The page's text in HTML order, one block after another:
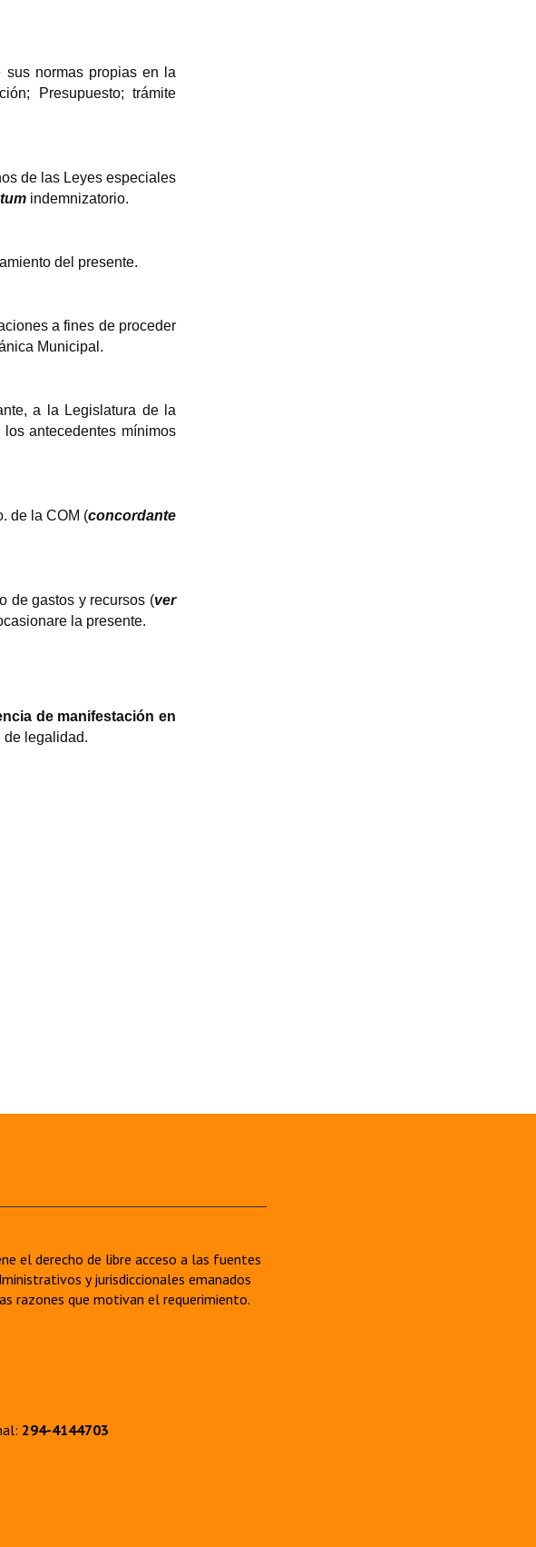
sus normas propias en la
Presupuesto; trámite
de las Leyes especiales
indemnizatorio.
del presente.
a fines de proceder
Municipal.
a la Legislatura de la
antecedentes mínimos
de la COM (concordante
de gastos y recursos (ver
la presente.
de manifestación en
de legalidad.
el derecho de libre acceso a las fuentes
y jurisdiccionales emanados
razones que motivan el requerimiento.
294-4144703